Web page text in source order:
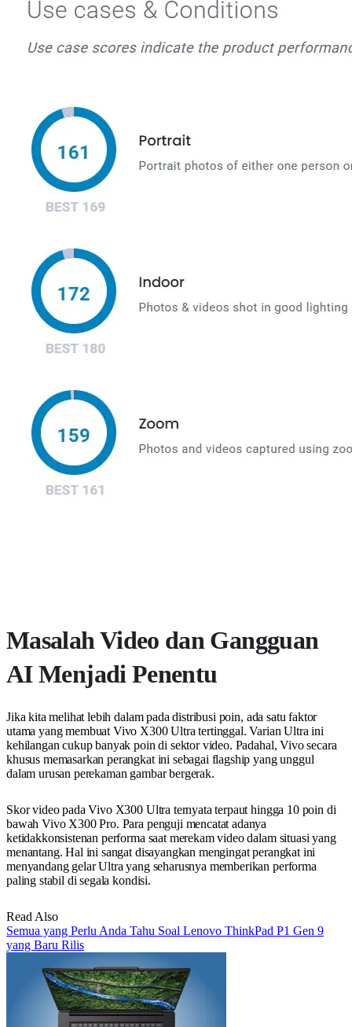
Masalah Video dan Gangguan
AI Menjadi Penentu
Jika kita melihat lebih dalam pada distribusi poin, ada satu faktor
utama yang membuat Vivo X300 Ultra tertinggal. Varian Ultra ini
kehilangan cukup banyak poin di sektor video. Padahal, Vivo secara
khusus memasarkan perangkat ini sebagai flagship yang unggul
dalam urusan perekaman gambar bergerak.
Skor video pada Vivo X300 Ultra ternyata terpaut hingga 10 poin di
bawah Vivo X300 Pro. Para penguji mencatat adanya
ketidakkonsistenan performa saat merekam video dalam situasi yang
menantang. Hal ini sangat disayangkan mengingat perangkat ini
menyandang gelar Ultra yang seharusnya memberikan performa
paling stabil di segala kondisi.
Read Also
Semua yang Perlu Anda Tahu Soal Lenovo ThinkPad P1 Gen 9
yang Baru Rilis